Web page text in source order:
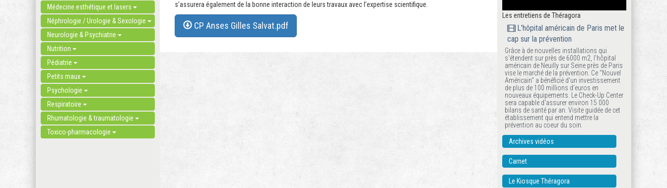
Médecine esthétique et lasers
Néphrologie / Urologie & Sexologie
Neurologie & Psychiatrie
Nutrition
Pédiatrie
Petits maux
Psychologie
Respiratoire
Rhumatologie & traumatologie
Toxico-pharmacologie
s’assurera également de la bonne interaction de leurs travaux avec l’expertise scientifique.
CP Anses Gilles Salvat.pdf
Les entretiens de Théragora
L'hôpital américain de Paris met le
cap sur la prévention
Grâce à de nouvelles installations qui
s'étendent sur près de 6000 m2, l'hôpital
américain de Neuilly sur Seine près de Paris
vise le marché de la prévention. Ce "Nouvel
Américain" a bénéficié d'un investissement
de plus de 100 millions d'euros en
nouveaux équipements. Le Check-Up Center
sera capable d'assurer environ 15 000
bilans de santé par an. Visite guidée de cet
établissement qui entend mettre la
prévention au coeur du soin.
Archives vidéos
Carnet
Le Kiosque Théragora